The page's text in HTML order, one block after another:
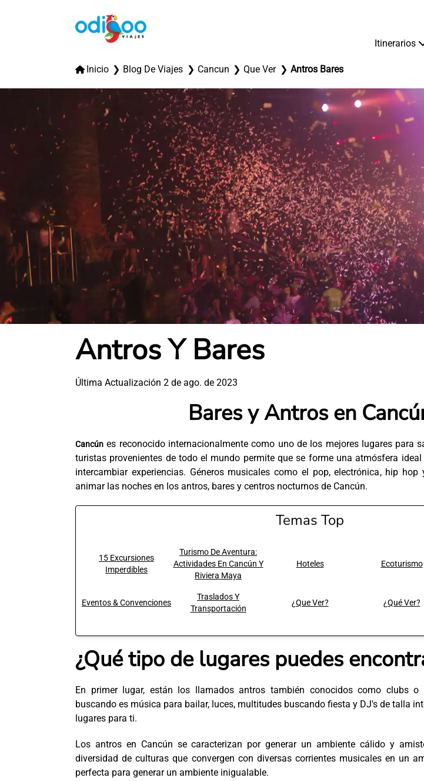
Itinerarios
Inicio Blog De Viajes Cancun Que Ver Antros Bares
Antros Y Bares
Última Actualización 2 de ago. de 2023
Bares y Antros en
Cancún es reconocido internacionalmente como uno de los mejores lugares para
turistas provenientes de todo el mundo permite que se forme una atmósfera
intercambiar experiencias. Géneros musicales como el pop, electrónica, hip hop
animar las noches en los antros, bares y centros nocturnos de Cancún.
Temas Top
15 Excursiones
Imperdibles
Turismo De Aventura:
Actividades En Cancún Y
Riviera Maya
Hoteles Ecoturismo
Eventos & Convenciones
Traslados Y
Transportación
¿Que Ver? ¿Qué Ver?
¿Qué tipo de lugares puedes
En primer lugar, están los llamados antros también conocidos como clubs
buscando es música para bailar, luces, multitudes buscando fiesta y DJ's de talla
lugares para ti.
Los antros en Cancún se caracterizan por generar un ambiente cálido y
diversidad de culturas que convergen con diversas corrientes musicales en un
perfecta para generar un ambiente inigualable.